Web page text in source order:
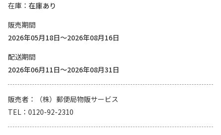
在庫
在庫あり
販売期間
2026年05月18日～2026年08月16日
配送期間
2026年06月11日～2026年08月31日
販売者
（株）郵便局物販サービス
TEL
0120-92-2310